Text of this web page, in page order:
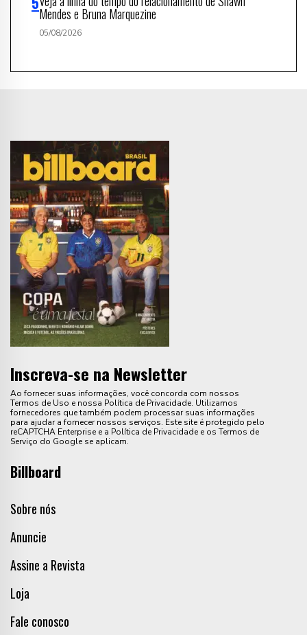
Mendes e Bruna Marquezine
05/08/2026
Inscreva-se na Newsletter
Ao fornecer suas informações, você concorda com nossos
Termos de Uso e nossa Política de Privacidade. Utilizamos
fornecedores que também podem processar suas informações
para ajudar a fornecer nossos serviços. Este site é protegido pelo
reCAPTCHA Enterprise e a Política de Privacidade e os Termos de
Serviço do Google se aplicam.
Billboard
Sobre nós
Anuncie
Assine a Revista
Loja
Fale conosco